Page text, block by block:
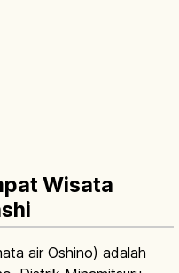
Wisata
air Oshino) adalah